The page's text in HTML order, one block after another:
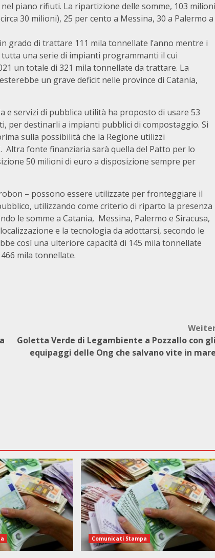
piano rifiuti. La ripartizione delle somme, 103 milioni
30 milioni), 25 per cento a Messina, 30 a Palermo a
di trattare 111 mila tonnellate l’anno mentre i
una serie di impianti programmanti il cui
un totale di 321 mila tonnellate da trattare. La
un grave deficit nelle province di Catania,
e servizi di pubblica utilità ha proposto di usare 53
per destinarli a impianti pubblici di compostaggio. Si
sulla possibilità che la Regione utilizzi
fonte finanziaria sarà quella del Patto per lo
50 milioni di euro a disposizione sempre per
– possono essere utilizzate per fronteggiare il
utilizzando come criterio di riparto la presenza
le somme a Catania, Messina, Palermo e Siracusa,
e la tecnologia da adottarsi, secondo le
così una ulteriore capacità di 145 mila tonnellate
mila tonnellate.
Goletta Verde di Legambiente a Pozzallo con
equipaggi delle Ong che salvano vite in
Comunicati Stampa